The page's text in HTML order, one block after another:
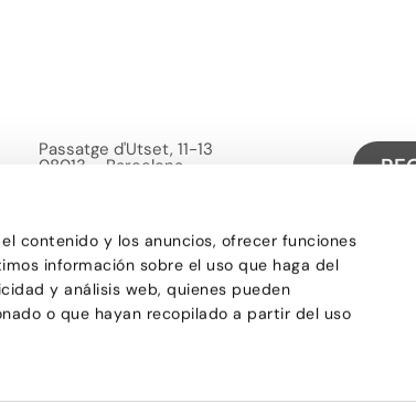
contenido y los anuncios, ofrecer funciones
información sobre el uso que haga del
y análisis web, quienes pueden
o que hayan recopilado a partir del uso
Passatge d'Utset, 11-13
08013 – Barcelona